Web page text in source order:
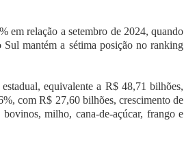
em relação a setembro de 2024, quando
mantém a sétima posição no ranking
equivalente a R$ 48,71 bilhões,
com R$ 27,60 bilhões, crescimento de
milho, cana-de-açúcar, frango e